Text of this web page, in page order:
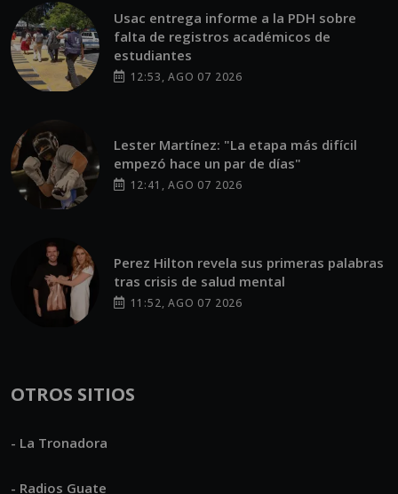
Usac entrega informe a la PDH sobre
falta de registros académicos de
estudiantes
12:53, AGO 07 2026
Lester Martínez: "La etapa más difícil
empezó hace un par de días"
12:41, AGO 07 2026
Perez Hilton revela sus primeras palabras
tras crisis de salud mental
11:52, AGO 07 2026
OTROS SITIOS
- La Tronadora
- Radios Guate